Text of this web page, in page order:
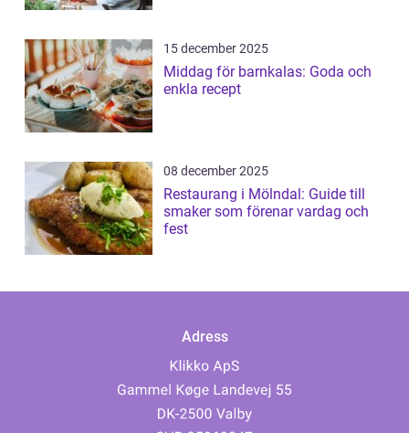
15 december 2025
Middag för barnkalas: Goda och
enkla recept
08 december 2025
Restaurang i Mölndal: Guide till
smaker som förenar vardag och
fest
Adress